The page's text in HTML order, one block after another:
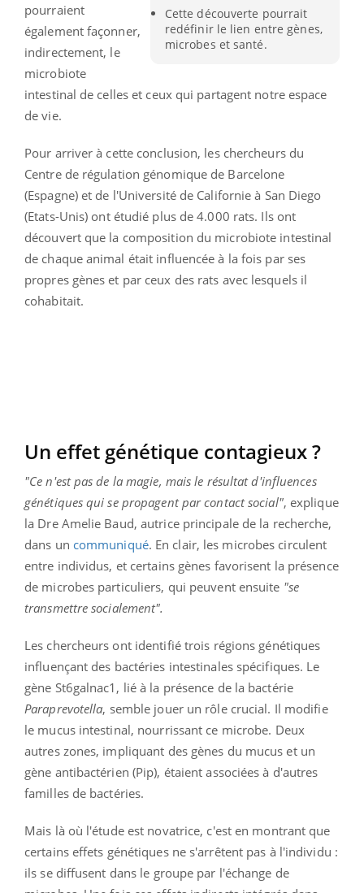
Cette découverte pourrait
redéfinir le lien entre gènes,
microbes et santé.
pourraient
également façonner,
indirectement, le
microbiote
intestinal de celles et ceux qui partagent notre espace
de vie.
Pour arriver à cette conclusion, les chercheurs du
Centre de régulation génomique de Barcelone
(Espagne) et de l'Université de Californie à San Diego
(Etats-Unis) ont étudié plus de 4.000 rats. Ils ont
découvert que la composition du microbiote intestinal
de chaque animal était influencée à la fois par ses
propres gènes et par ceux des rats avec lesquels il
cohabitait.
Un effet génétique contagieux ?
"Ce n'est pas de la magie, mais le résultat d'influences
génétiques qui se propagent par contact social", explique
la Dre Amelie Baud, autrice principale de la recherche,
dans un communiqué. En clair, les microbes circulent
entre individus, et certains gènes favorisent la présence
de microbes particuliers, qui peuvent ensuite "se
transmettre socialement".
Les chercheurs ont identifié trois régions génétiques
influençant des bactéries intestinales spécifiques. Le
gène St6galnac1, lié à la présence de la bactérie
Paraprevotella, semble jouer un rôle crucial. Il modifie
le mucus intestinal, nourrissant ce microbe. Deux
autres zones, impliquant des gènes du mucus et un
gène antibactérien (Pip), étaient associées à d'autres
familles de bactéries.
Mais là où l'étude est novatrice, c'est en montrant que
certains effets génétiques ne s'arrêtent pas à l'individu :
ils se diffusent dans le groupe par l'échange de